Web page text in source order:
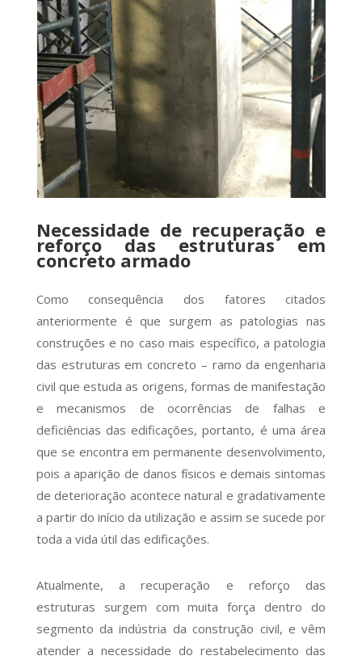
Necessidade de recuperação e
reforço das estruturas em
concreto armado
Como consequência dos fatores citados
anteriormente é que surgem as patologias nas
construções e no caso mais específico, a patologia
das estruturas em concreto – ramo da engenharia
civil que estuda as origens, formas de manifestação
e mecanismos de ocorrências de falhas e
deficiências das edificações, portanto, é uma área
que se encontra em permanente desenvolvimento,
pois a aparição de danos físicos e demais sintomas
de deterioração acontece natural e gradativamente
a partir do início da utilização e assim se sucede por
toda a vida útil das edificações.
Atualmente, a recuperação e reforço das
estruturas surgem com muita força dentro do
segmento da indústria da construção civil, e vêm
atender a necessidade do restabelecimento das